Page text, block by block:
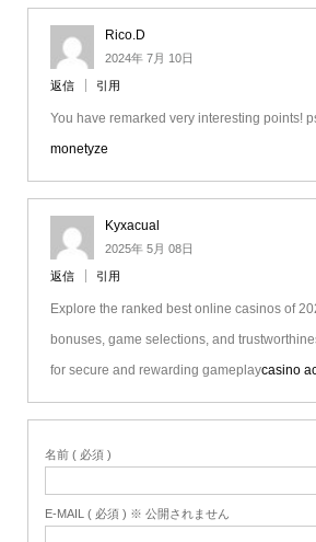
Rico.D
2024年 7月 10日
返信 引用
You have remarked very interesting points!
monetyze
Kyxacual
2025年 5月 08日
返信 引用
Explore the ranked best online casinos of
bonuses, game selections, and
for secure and rewarding gameplaycasino
名前 ( 必須 )
E-MAIL ( 必須 ) ※ 公開されません